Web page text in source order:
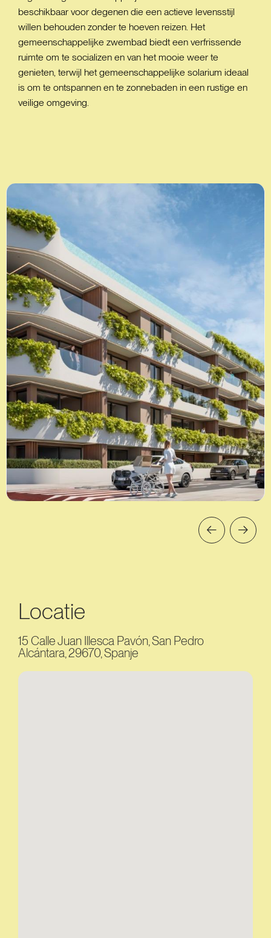
beschikbaar voor degenen die een actieve levensstijl
willen behouden zonder te hoeven reizen. Het
gemeenschappelijke zwembad biedt een verfrissende
ruimte om te socializen en van het mooie weer te
genieten, terwijl het gemeenschappelijke solarium ideaal
is om te ontspannen en te zonnebaden in een rustige en
veilige omgeving.
Locatie
15 Calle Juan Illesca Pavón, San Pedro
Alcántara, 29670, Spanje